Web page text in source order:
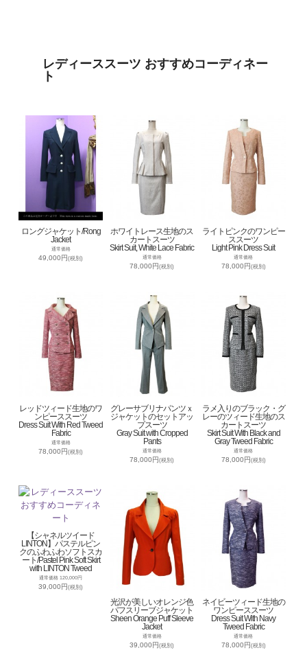
レディーススーツ おすすめコーディネー
ト
ロングジャケット/Rong
Jacket
通常価格
49,000円(税別)
ホワイトレース生地のス
カートスーツ
Skirt Suit, White Lace Fabric
通常価格
78,000円(税別)
ライトピンクのワンピー
ススーツ
Light Pink Dress Suit
通常価格
78,000円(税別)
レッドツィード生地のワ
ンピーススーツ
Dress Suit With Red Tweed
Fabric
通常価格
78,000円(税別)
グレーサブリナパンツｘ
ジャケットのセットアッ
プスーツ
Gray Suit with Cropped
Pants
通常価格
78,000円(税別)
ラメ入りのブラック・グ
レーのツィード生地のス
カートスーツ
Skirt Suit With Black and
Gray Tweed Fabric
通常価格
78,000円(税別)
【シャネルツイード
LINTON】パステルピン
クのふわふわソフトスカ
ート/Pastel Pink Soft Skirt
with LINTON Tweed
通常価格 120,000円
39,000円(税別)
光沢が美しいオレンジ色
パフスリーブジャケット
Sheen Orange Puff Sleeve
Jacket
通常価格
39,000円(税別)
ネイビーツィード生地の
ワンピーススーツ
Dress Suit With Navy
Tweed Fabric
通常価格
78,000円(税別)